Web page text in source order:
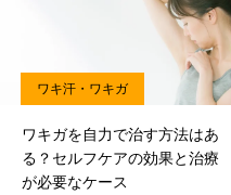
ワキ汗・ワキガ
ワキガを自力で治す方法はあ
る？セルフケアの効果と治療
が必要なケース